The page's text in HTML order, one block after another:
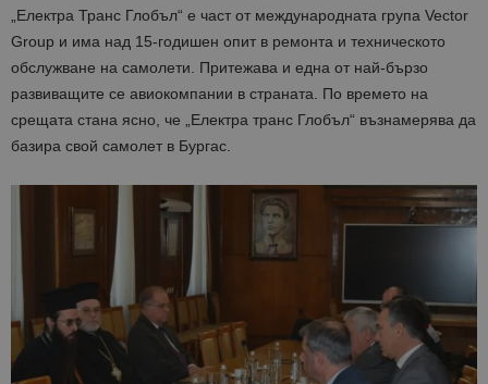
„Електра Транс Глобъл“ е част от международната група Vector
Group и има над 15-годишен опит в ремонта и техническото
обслужване на самолети. Притежава и една от най-бързо
развиващите се авиокомпании в страната. По времето на
срещата стана ясно, че „Електра транс Глобъл“ възнамерява да
базира свой самолет в Бургас.